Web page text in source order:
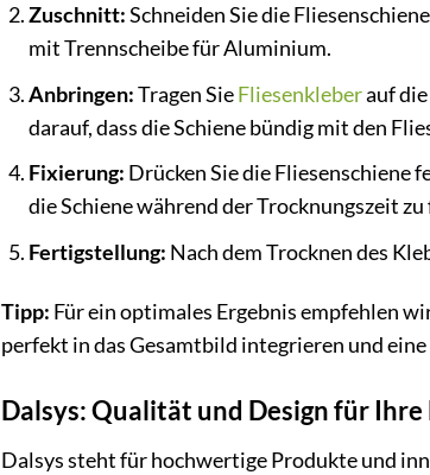
Zuschnitt:Schneiden Sie die
mit Trennscheibe für Aluminium.
Anbringen:Tragen SieFliesenkleberauf die
darauf, dass die Schiene bündig mit den
Fixierung: Drücken Sie die Fliesenschiene
die Schiene während der Trocknungszeit
Fertigstellung: Nach dem Trocknen des
Tipp: Für ein optimales Ergebnis empfehlen
perfekt in das Gesamtbild integrieren und
Dalsys: Qualität und Design für
Dalsys steht für hochwertige Produkte und